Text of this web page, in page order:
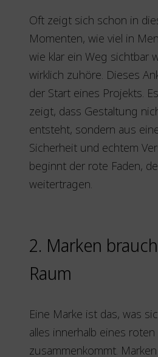
Oft zeigt sich schon in
Momenten, wie viel in
wie klar ein Weg sichtbar
wirklich zuhöre. Dieses
der Start eines Projekts.
zeigt, dass Gestaltung
entsteht, sondern aus
Sicherheit und echtem
beginnt der rote Faden,
weitertragen.
2. Marken
Raum
Eine Marke ist das, was
alles innerhalb eines roten
zusammenkommt.